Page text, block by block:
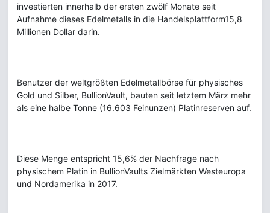
investierten innerhalb der ersten zwölf Monate seit
Aufnahme dieses Edelmetalls in die Handelsplattform15,8
Millionen Dollar darin.
Benutzer der weltgrößten Edelmetallbörse für physisches
Gold und Silber, BullionVault, bauten seit letztem März mehr
als eine halbe Tonne (16.603 Feinunzen) Platinreserven auf.
Diese Menge entspricht 15,6% der Nachfrage nach
physischem Platin in BullionVaults Zielmärkten Westeuropa
und Nordamerika in 2017.